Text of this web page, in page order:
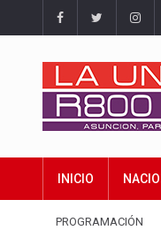
INICIO
PROGRAMACIÓN